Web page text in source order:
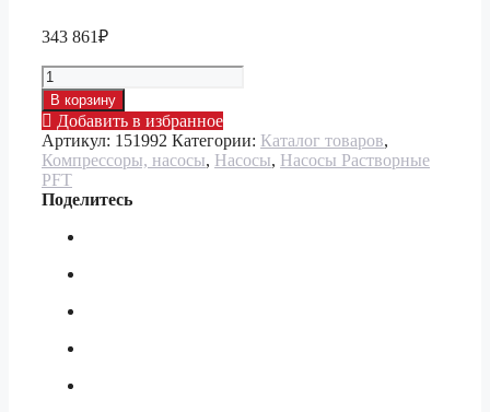
343 861₽
Количество
товара
Насос
растворный
PFT
SWING
M
В корзину
Добавить в избранное
Артикул: 151992 Категории: Каталог товаров,
Компрессоры, насосы, Насосы, Насосы Растворные
PFT
Поделитесь